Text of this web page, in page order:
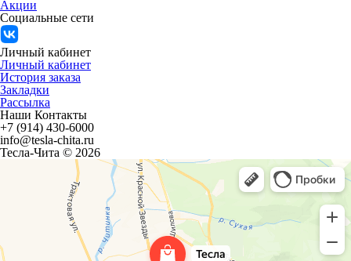
Акции
Социальные сети
Личный кабинет
Личный кабинет
История заказа
Закладки
Рассылка
Наши Контакты
+7 (914) 430-6000
info@tesla-chita.ru
Тесла-Чита © 2026